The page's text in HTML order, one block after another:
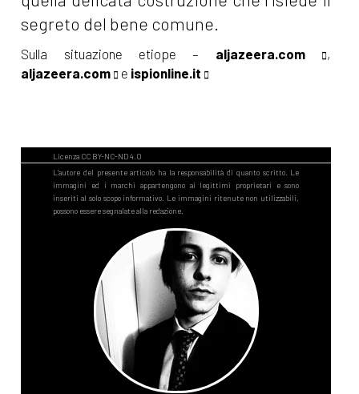
segreto del bene comune.
Sulla situazione etiope – aljazeera.com
,
aljazeera.com
e ispionline.it